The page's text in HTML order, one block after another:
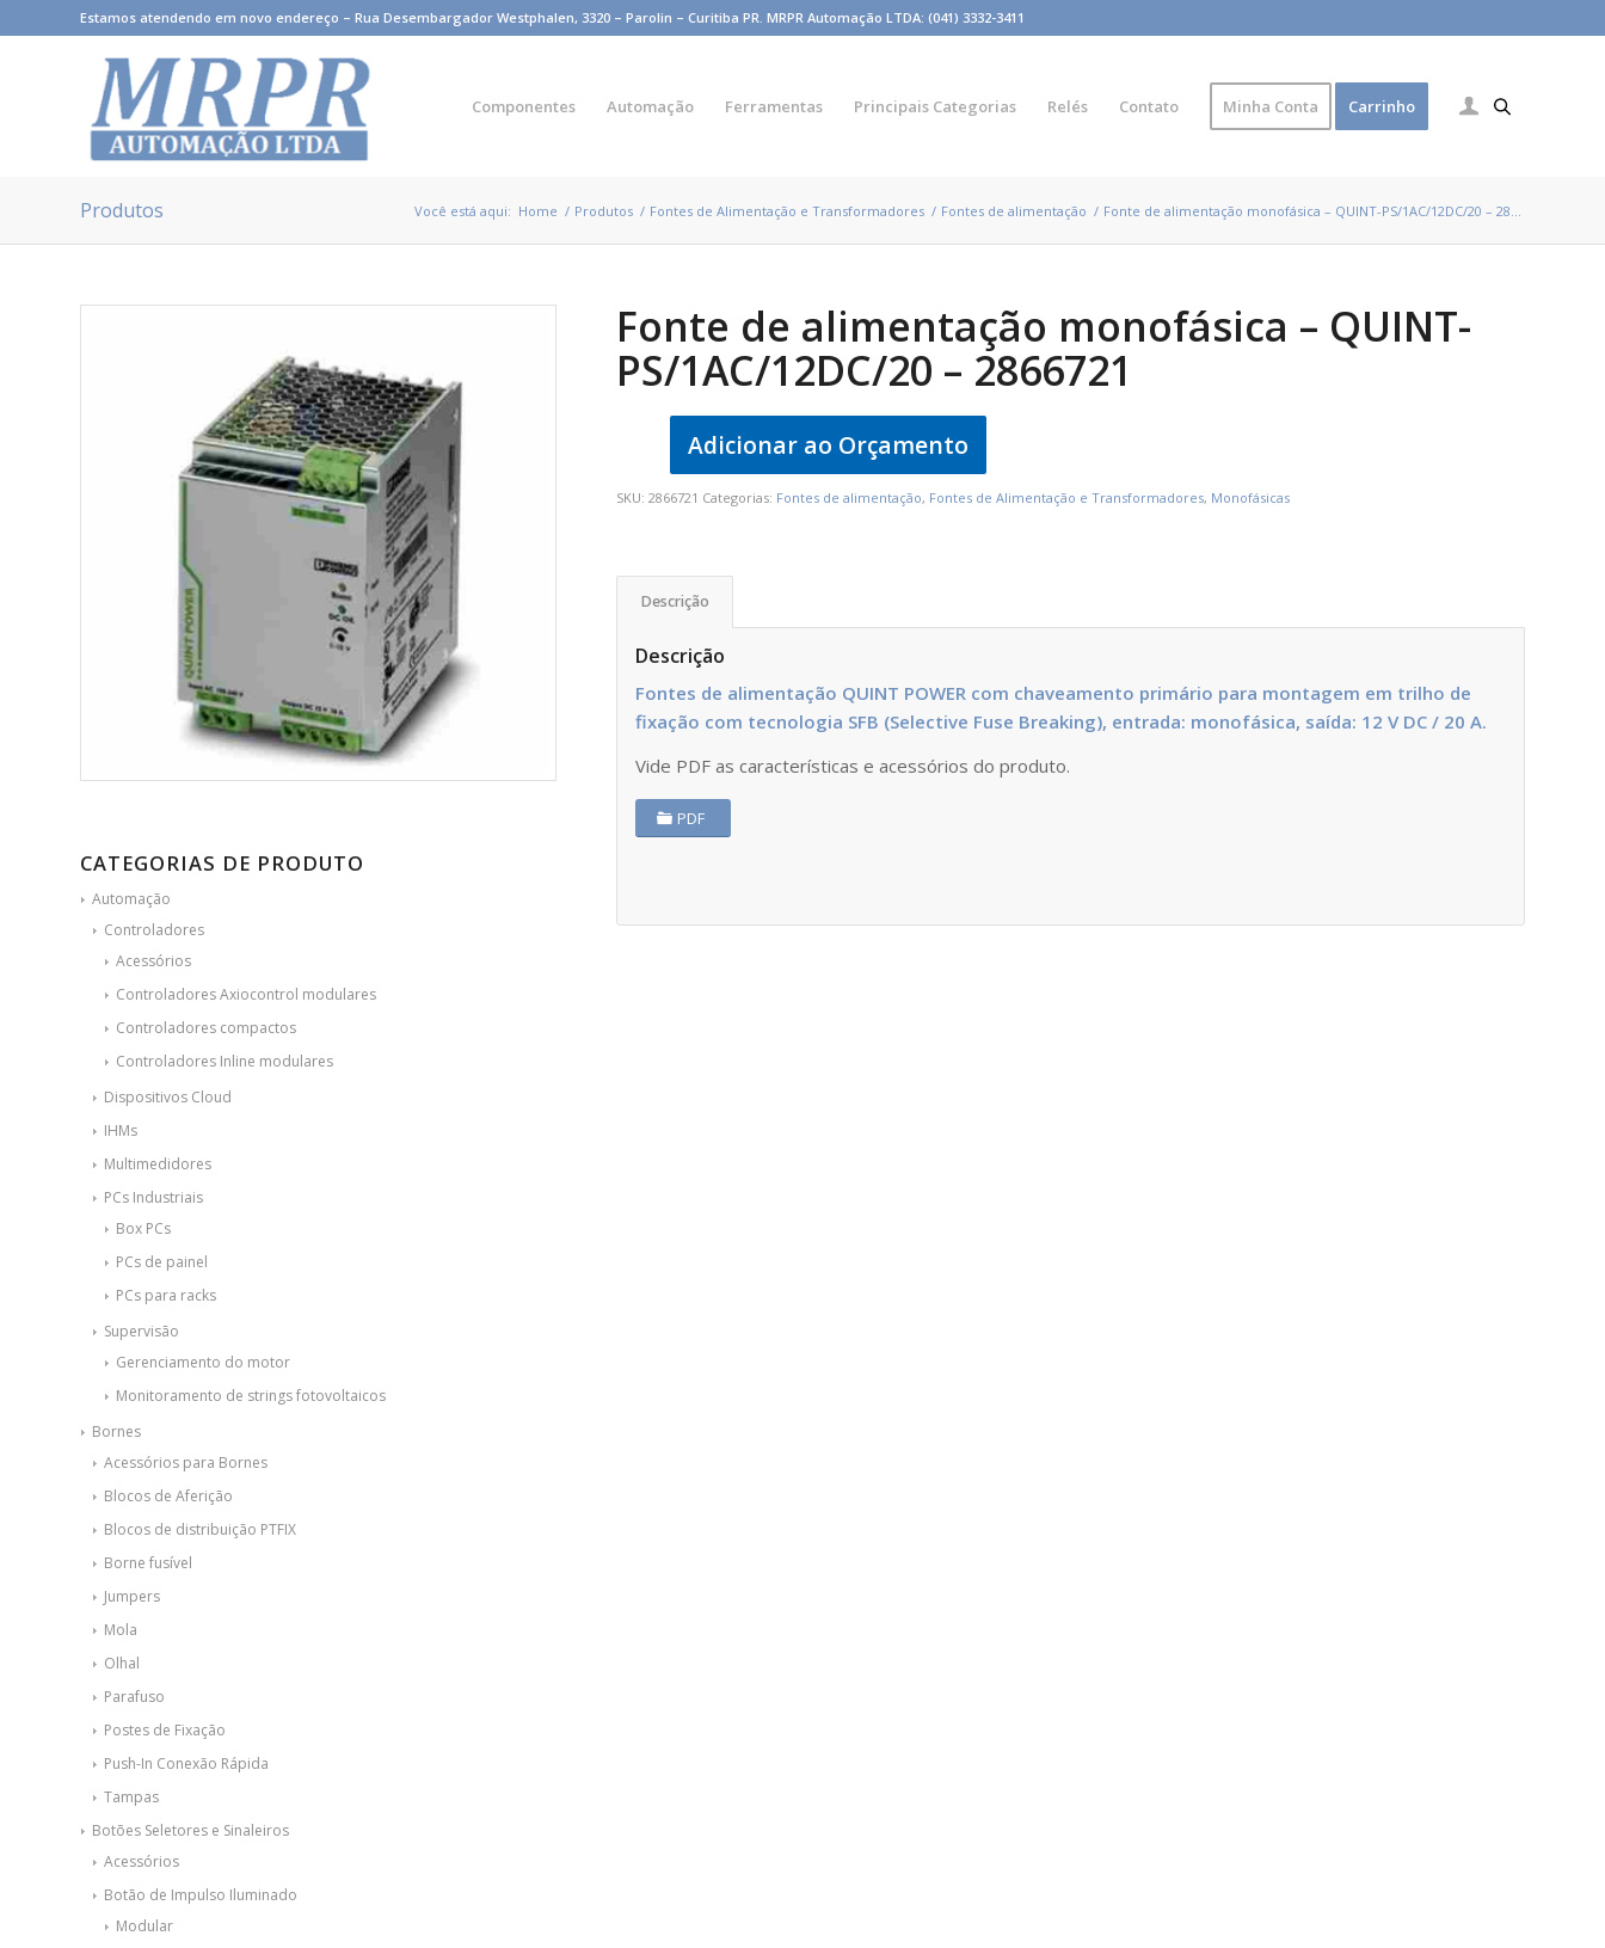
Estamos atendendo em novo endereço – Rua Desembargador Westphalen, 3320 – Parolin – Curitiba PR. MRPR Automação LTDA: (041) 3332-3411
Componentes Automação Ferramentas Principais Categorias Relés Contato Minha Conta Carrinho
Produtos Você está aqui: Home / Produtos / Fontes de Alimentação e Transformadores / Fontes de alimentação / Fonte de alimentação monofásica – QUINT-PS/1AC/12DC/20 – 28...
CATEGORIAS DE PRODUTO
Automação
Controladores
Acessórios
Controladores Axiocontrol modulares
Controladores compactos
Controladores Inline modulares
Dispositivos Cloud
IHMs
Multimedidores
PCs Industriais
Box PCs
PCs de painel
PCs para racks
Supervisão
Gerenciamento do motor
Monitoramento de strings fotovoltaicos
Bornes
Acessórios para Bornes
Blocos de Aferição
Blocos de distribuição PTFIX
Borne fusível
Jumpers
Mola
Olhal
Parafuso
Postes de Fixação
Push-In Conexão Rápida
Tampas
Botões Seletores e Sinaleiros
Acessórios
Botão de Impulso Iluminado
Modular
Fonte de alimentação monofásica – QUINT-
PS/1AC/12DC/20 – 2866721
Adicionar ao Orçamento
SKU:2866721 Categorias: Fontes de alimentação, Fontes de Alimentação e Transformadores, Monofásicas
Descrição
Descrição
Fontes de alimentação QUINT POWER com chaveamento primário para montagem em trilho de
fixação com tecnologia SFB (Selective Fuse Breaking), entrada: monofásica, saída: 12 V DC / 20 A.
Vide PDF as características e acessórios do produto.
PDF